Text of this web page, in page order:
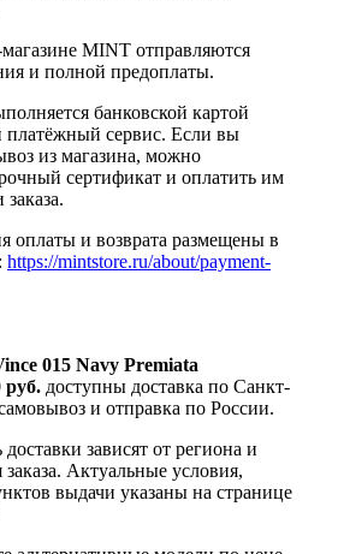
MINT отправляются
и полной предоплаты.
банковской картой
сервис. Если вы
из магазина, можно
сертификат и оплатить им
оплаты и возврата размещены в
https://mintstore.ru/about/payment-
015 Navy Premiata
руб. доступны доставка по Санкт-
и отправка по России.
зависят от региона и
Актуальные условия,
выдачи указаны на странице